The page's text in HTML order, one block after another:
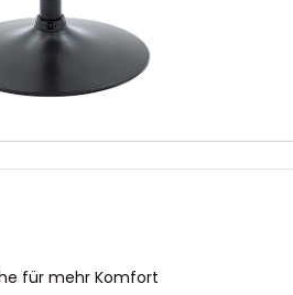
für mehr Komfort